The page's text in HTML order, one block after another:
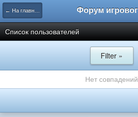
← На главную
Список пользователей
Filter »
Нет совпадений